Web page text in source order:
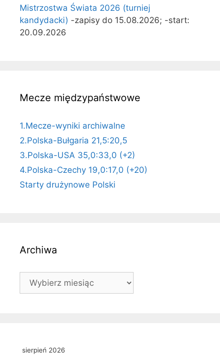
Mistrzostwa Świata 2026 (turniej
kandydacki) -zapisy do 15.08.2026; -start:
20.09.2026
Mecze międzypaństwowe
1.Mecze-wyniki archiwalne
2.Polska-Bułgaria 21,5:20,5
3.Polska-USA 35,0:33,0 (+2)
4.Polska-Czechy 19,0:17,0 (+20)
Starty drużynowe Polski
Archiwa
Archiwa
sierpień 2026